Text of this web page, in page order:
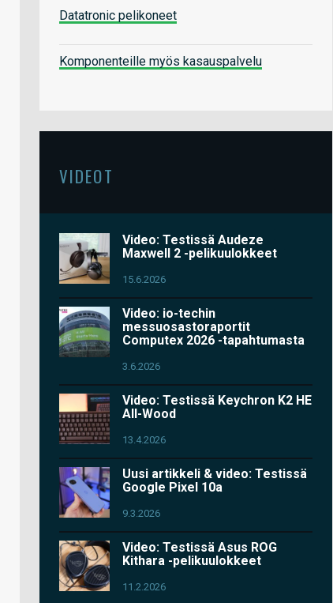
Datatronic pelikoneet
Komponenteille myös kasauspalvelu
VIDEOT
Video: Testissä Audeze
Maxwell 2 -pelikuulokkeet
15.6.2026
Video: io-techin
messuosastoraportit
Computex 2026 -tapahtumasta
3.6.2026
Video: Testissä Keychron K2 HE
All-Wood
13.4.2026
Uusi artikkeli & video: Testissä
Google Pixel 10a
9.3.2026
Video: Testissä Asus ROG
Kithara -pelikuulokkeet
11.2.2026